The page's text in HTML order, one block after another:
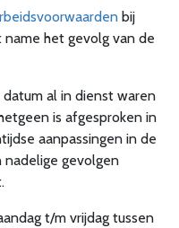
bij
het gevolg van de
al in dienst waren
is afgesproken in
aanpassingen in de
nadelige gevolgen
t/m vrijdag tussen